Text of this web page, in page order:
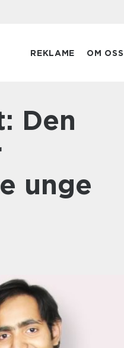
REKLAME OM OSS
unge